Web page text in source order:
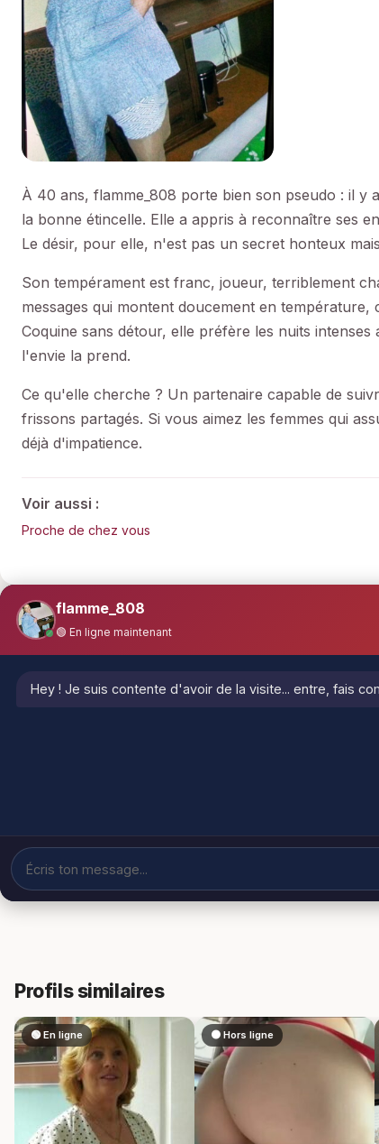
À 40 ans, flamme_808 porte bien son pseudo : il y
la bonne étincelle. Elle a appris à reconnaître ses
Le désir, pour elle, n'est pas un secret honteux
Son tempérament est franc, joueur, terriblement
messages qui montent doucement en
Coquine sans détour, elle préfère les nuits
l'envie la prend.
Ce qu'elle cherche ? Un partenaire capable de
frissons partagés. Si vous aimez les femmes qui
déjà d'impatience.
Voir aussi :
Proche de chez vous
flamme_808
🟢 En ligne maintenant
Hey ! Je suis contente d'avoir de la visite... entre, fais
Profils similaires
🟢 En ligne ⚫ Hors ligne